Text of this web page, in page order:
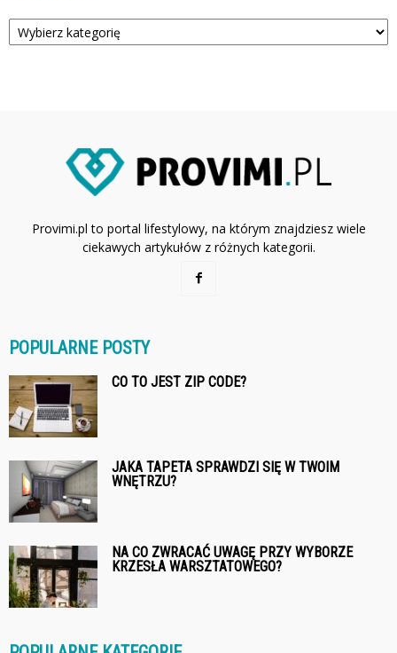
Kategorie
Provimi.pl to portal lifestylowy, na którym znajdziesz wiele
ciekawych artykułów z różnych kategorii.
POPULARNE POSTY
CO TO JEST ZIP CODE?
JAKA TAPETA SPRAWDZI SIĘ W TWOIM
WNĘTRZU?
NA CO ZWRACAĆ UWAGĘ PRZY WYBORZE
KRZESŁA WARSZTATOWEGO?